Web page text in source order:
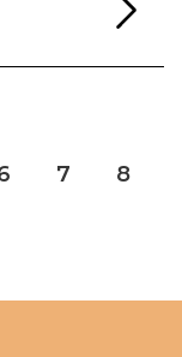
7 8